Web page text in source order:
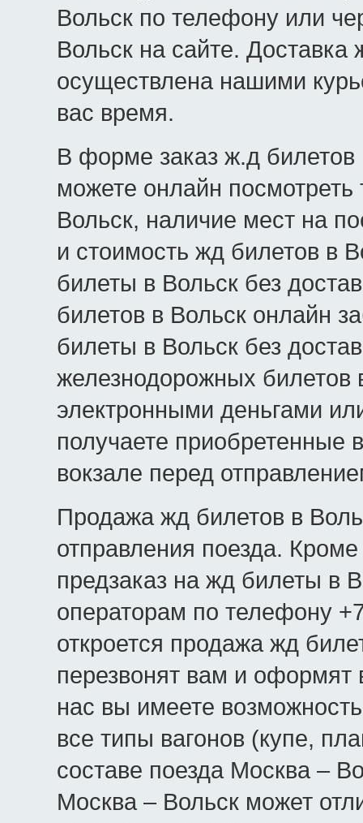
Вольск по телефону или
Вольск на сайте. Доставка
осуществлена нашими
вас время.
В форме заказ ж.д билетов
можете онлайн посмотреть
Вольск, наличие мест на
и стоимость жд билетов в
билеты в Вольск без
билетов в Вольск онлайн
билеты в Вольск без
железнодорожных билетов
электронными деньгами
получаете приобретенные
вокзале перед
Продажа жд билетов в
отправления поезда.
предзаказ на жд билеты в
операторам по телефону
откроется продажа жд
перезвонят вам и оформят
нас вы имеете
все типы вагонов (купе,
составе поезда Москва –
Москва – Вольск может